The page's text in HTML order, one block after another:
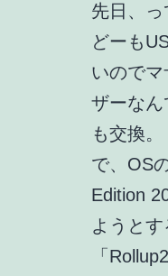
先日、っ
どーも
いので
ザーな
も交換。
で、OS
Edition
ようとす
「